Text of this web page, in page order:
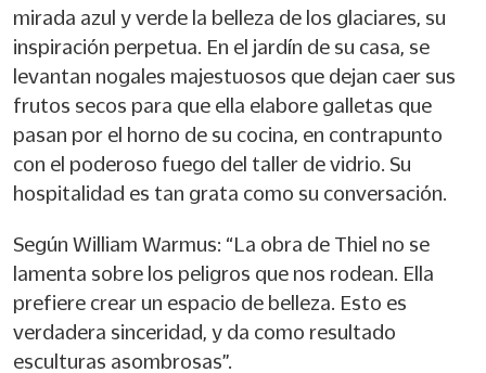
mirada azul y verde la belleza de los glaciares, su
inspiración perpetua. En el jardín de su casa, se
levantan nogales majestuosos que dejan caer sus
frutos secos para que ella elabore galletas que
pasan por el horno de su cocina, en contrapunto
con el poderoso fuego del taller de vidrio. Su
hospitalidad es tan grata como su conversación.
Según William Warmus: “La obra de Thiel no se
lamenta sobre los peligros que nos rodean. Ella
prefiere crear un espacio de belleza. Esto es
verdadera sinceridad, y da como resultado
esculturas asombrosas”.